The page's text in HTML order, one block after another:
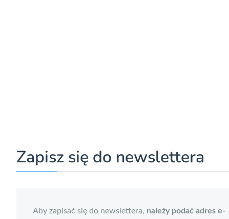
Zapisz się do newslettera
Aby zapisać się do newslettera, należy podać adres e-